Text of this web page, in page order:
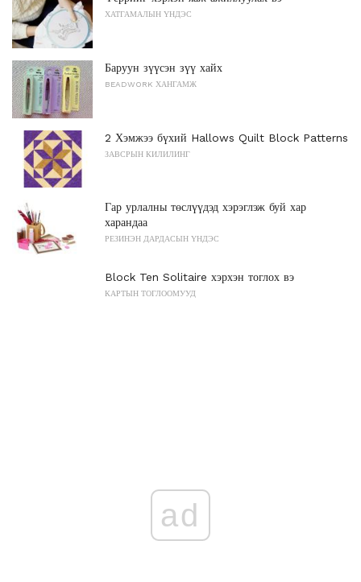
ХАТГАМАЛЫН ҮНДЭС
Баруун зүүсэн зүү хайх
BEADWORK ХАНГАМЖ
2 Хэмжээ бүхий Hallows Quilt Block Patterns
ЗАВСРЫН КИЛИЛИНГ
Гар урлалны төслүүдэд хэрэглэж буй хар
харандаа
РЕЗИНЭН ДАРДАСЫН ҮНДЭС
Block Ten Solitaire хэрхэн тоглох вэ
КАРТЫН ТОГЛООМУУД
ad